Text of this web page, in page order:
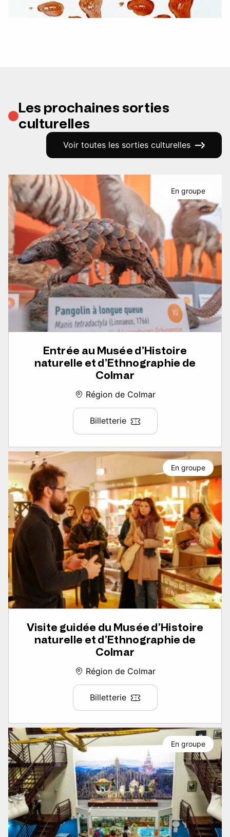
Les prochaines sorties
culturelles
Voir toutes les sorties culturelles
Entrée au Musée d’Histoire
naturelle et d’Ethnographie de
Colmar
Région de Colmar
Billetterie
En groupe
Visite guidée du Musée d’Histoire
naturelle et d’Ethnographie de
Colmar
Région de Colmar
Billetterie
En groupe
En groupe